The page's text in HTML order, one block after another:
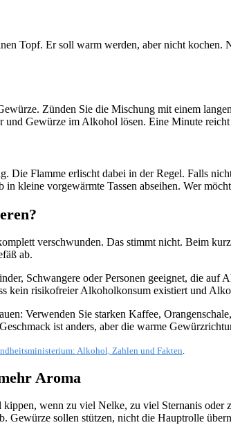
Topf. Er soll warm werden, aber nicht
Zünden Sie die Mischung mit einem
Gewürze im Alkohol lösen. Eine Minute
Flamme erlischt dabei in der Regel. Falls
kleine vorgewärmte Tassen abseihen. Wer
verschwunden. Das stimmt nicht. Beim
ab.
Schwangere oder Personen geeignet, die
kein risikofreier Alkoholkonsum existiert und
Verwenden Sie starken Kaffee,
ist anders, aber die warme
Alkohol, Zahlen und Fakten
Aroma
wenn zu viel Nelke, zu viel Sternanis
Gewürze sollen stützen, nicht die Hauptrolle